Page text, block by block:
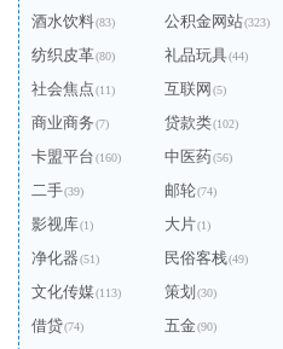
酒水饮料(83) 公积金网站(323)
纺织皮革(80) 礼品玩具(44)
社会焦点(11) 互联网 (5)
商业商务(7) 贷款类(102)
卡盟平台(160) 中医药(56)
二手(39) 邮轮(74)
影视库(1) 大片(1)
净化器(51) 民俗客栈(49)
文化传媒(113) 策划 (30)
借贷(74) 五金(90)